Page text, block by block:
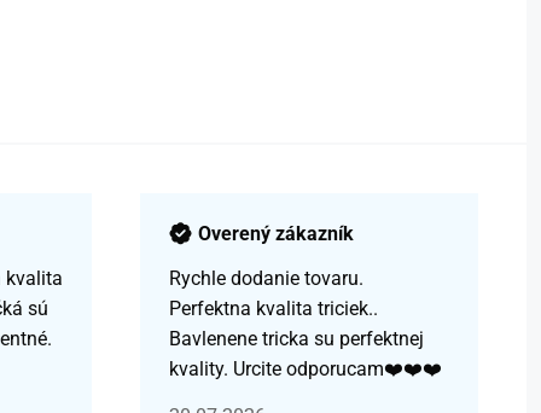
kvalita
sú
Overený zákazník
Rychle dodanie tovaru.
Perfektna kvalita triciek..
Bavlenene tricka su perfektnej
kvality. Urcite odporucam❤️❤️❤️